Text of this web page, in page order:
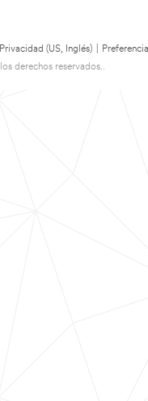
Privacidad (US, Inglés)
derechos reservados..